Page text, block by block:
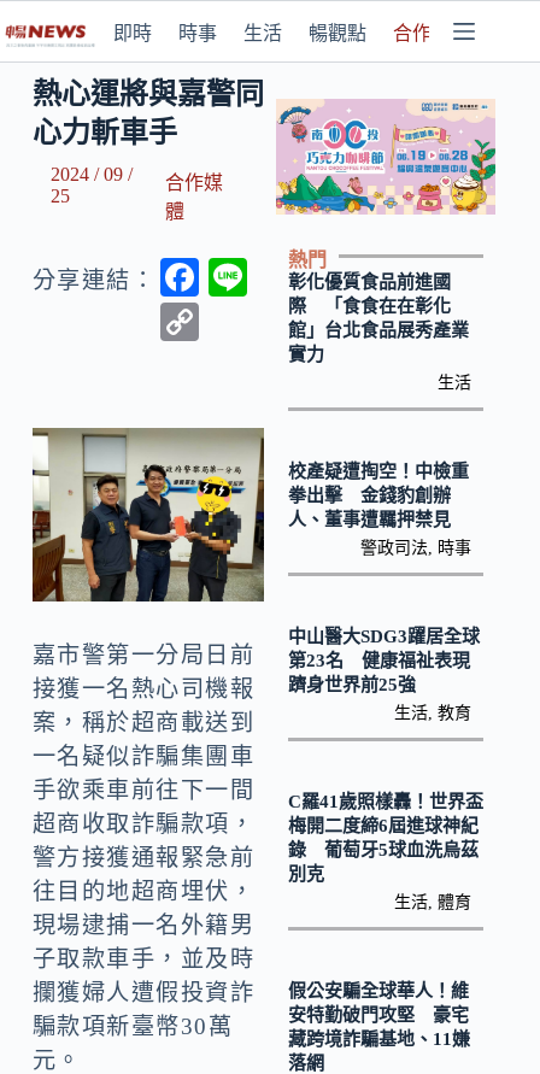
即時 時事 生活 暢觀點 合作媒體
熱心運將與嘉警同
心力斬車手
2024 / 09 /
25
合作媒
體
分享連結：
F
o
o
k
y
Li
n
k
嘉市警第一分局日前
接獲一名熱心司機報
案，稱於超商載送到
一名疑似詐騙集團車
手欲乘車前往下一間
超商收取詐騙款項，
警方接獲通報緊急前
往目的地超商埋伏，
現場逮捕一名外籍男
子取款車手，並及時
攔獲婦人遭假投資詐
騙款項新臺幣30萬
元。
熱門
彰化優質食品前進國
際 「食食在在彰化
館」台北食品展秀產業
實力
生活
校產疑遭掏空！中檢重
拳出擊 金錢豹創辦
人、董事遭羈押禁見
警政司法 時事
中山醫大SDG3躍居全球
第23名 健康福祉表現
躋身世界前25強
生活 ,教育
C羅41歲照樣轟！世界盃
梅開二度締6屆進球神紀
錄 葡萄牙5球血洗烏茲
別克
生活 ,體育
假公安騙全球華人！維
安特勤破門攻堅 豪宅
藏跨境詐騙基地、11嫌
落網